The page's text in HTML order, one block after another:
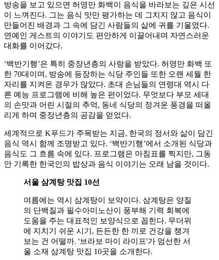
방송을 보고 있으면 허영만 화백이 음식을 바라보는 깊은 시선
이 느껴진다. 그는 음식 맛만 평가하는 데 그치지 않고 음식이
만들어진 배경과 그 속에 담긴 사람들의 삶에 귀를 기울였다.
연예인 게스트의 이야기도 편안하게 이끌어내며 자연스러운
대화를 이어갔다.
‘백반기행’은 특히 중장년층의 사랑을 받았다. 허영만 화백 또
한 70대이며, 방송에 등장하는 식당 주인들 또한 오랜 세월 한
자리를 지켜온 경우가 많았다. 초대 손님들의 연령대 역시 다
른 예능 프로그램에 비해 높은 편이었다. 무엇보다 부모 세대
의 손맛과 어린 시절의 추억, 동네 식당의 정겨운 풍경을 떠올
리게 하며 중장년층의 공감을 얻었다.
세계적으로 K푸드가 주목받는 지금, 한국의 정서와 삶이 담긴
음식 역시 함께 조명받고 있다. ‘백반기행’에서 소개된 식당과
음식도 그 흐름 속에 있다. 프로그램은 마침표를 찍지만, 그동
안 기록한 한국인의 밥상과 음식 이야기는 오래 남을 것이다.
서울 삼계탕 맛집 10선
여름에는 역시 삼계탕이 보약이다. 삼계탕은 양질
의 단백질과 필수아미노산이 풍부해 기력 회복에
도움을 주는 대표적인 보양식으로 꼽힌다. 무더위
에 지치기 쉬운 시기, 든든한 한 끼로 건강을 챙겨
보는 건 어떨까. '브라보 마이 라이프'가 엄선한 서
울 소재 삼계탕 맛집 10곳을 소개한다.